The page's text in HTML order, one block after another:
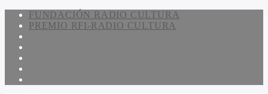
FUNDACIÓN RADIO CULTURA
PREMIO RFI-RADIO CULTURA